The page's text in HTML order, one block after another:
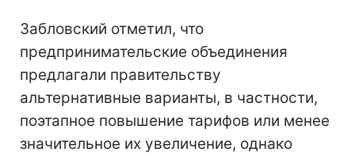
Забловский отметил, что
предпринимательские объединения
предлагали правительству
альтернативные варианты, в частности,
поэтапное повышение тарифов или менее
значительное их увеличение, однако